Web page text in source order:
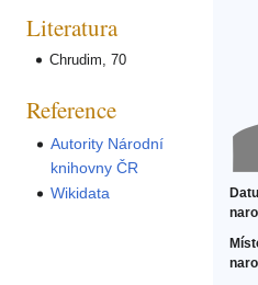
Literatura
Chrudim, 70
Reference
Autority Národní
knihovny ČR
Wikidata